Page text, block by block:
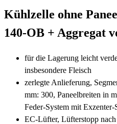
Kühlzelle ohne
140-OB + Aggregat
für die Lagerung leicht
insbesondere Fleisch
zerlegte Anlieferung,
mm: 300, Paneelbreiten in
Feder-System mit Exzenter-
EC-Lüfter, Lüfterstopp